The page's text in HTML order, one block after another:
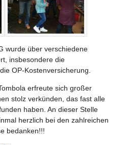
wurde über verschiedene
insbesondere die
OP-Kostenversicherung.
erfreute sich großer
stolz verkünden, das fast alle
haben. An dieser Stelle
herzlich bei den zahlreichen
bedanken!!!